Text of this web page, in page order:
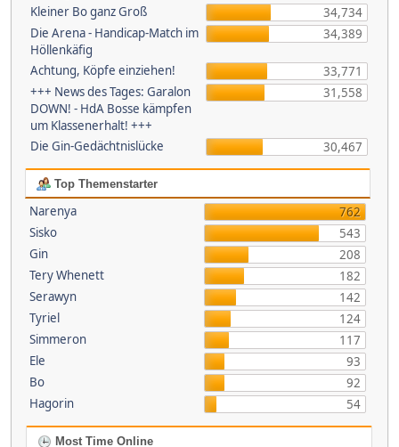
Kleiner Bo ganz Groß
34,734
Die Arena - Handicap-Match im
Höllenkäfig
34,389
Achtung, Köpfe einziehen!
33,771
+++ News des Tages: Garalon
DOWN! - HdA Bosse kämpfen
um Klassenerhalt! +++
31,558
Die Gin-Gedächtnislücke 30,467
Top Themenstarter
Narenya
762
Sisko
543
Gin
208
Tery Whenett
182
Serawyn
142
Tyriel
124
Simmeron
117
Ele
93
Bo
92
Hagorin
54
Most Time Online